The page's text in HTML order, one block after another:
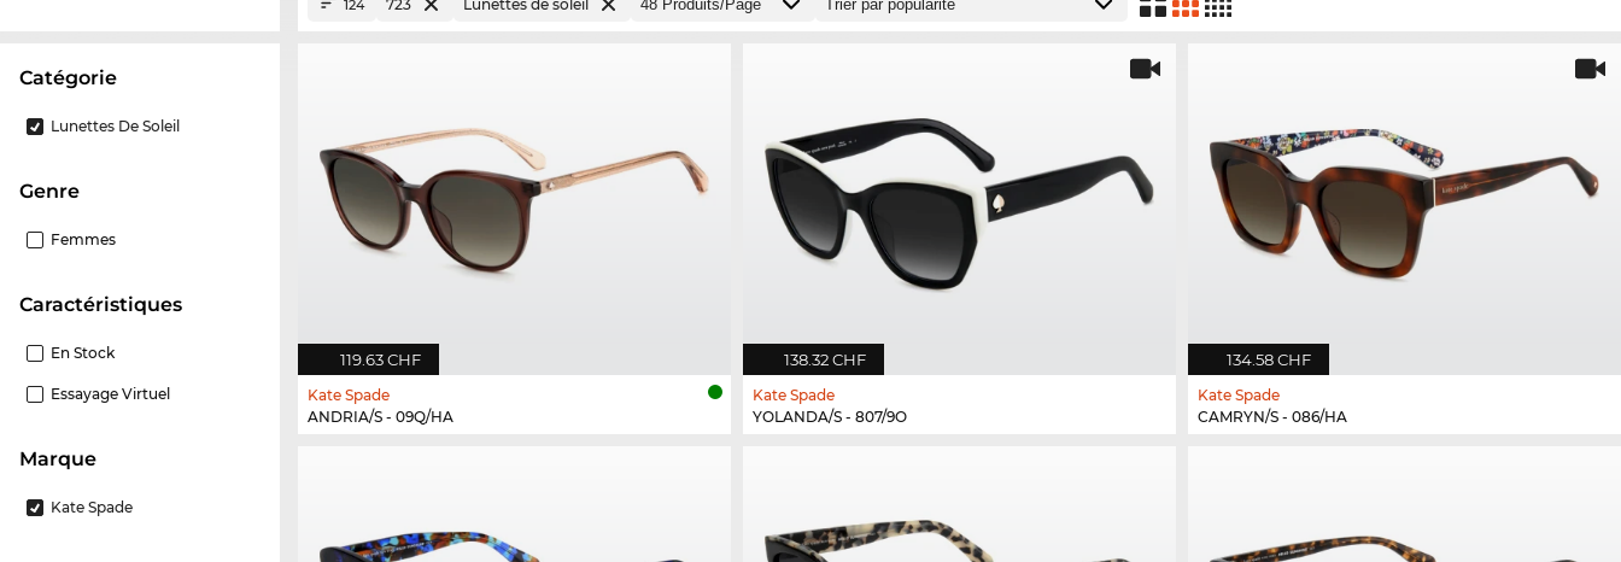
Catégorie
Lunettes De Soleil
Genre
Femmes
Caractéristiques
En Stock
Essayage Virtuel
Marque
Kate Spade
124 723 Lunettes de soleil
119.63 CHF
Kate Spade
ANDRIA/S - 09Q/HA
138.32 CHF
Kate Spade
YOLANDA/S - 807/9O
134.58 CHF
Kate Spade
CAMRYN/S - 086/HA